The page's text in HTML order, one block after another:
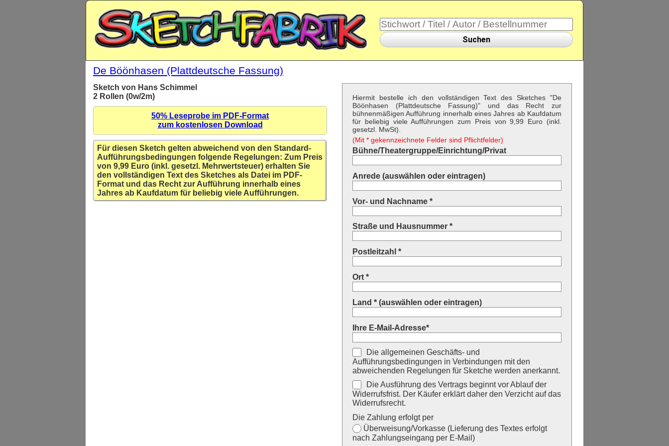
Suchen
De Böönhasen (Plattdeutsche Fassung)
Sketch von Hans Schimmel
2 Rollen (0w/2m)
50% Leseprobe im PDF-Format
zum kostenlosen Download
Für diesen Sketch gelten abweichend von den Standard-
Aufführungsbedingungen folgende Regelungen: Zum Preis
von 9,99 Euro (inkl. gesetzl. Mehrwertsteuer) erhalten Sie
den vollständigen Text des Sketches als Datei im PDF-
Format und das Recht zur Aufführung innerhalb eines
Jahres ab Kaufdatum für beliebig viele Aufführungen.
Hiermit bestelle ich den vollständigen Text des Sketches "De
Böönhasen (Plattdeutsche Fassung)" und das Recht zur
bühnenmäßigen Aufführung innerhalb eines Jahres ab Kaufdatum
für beliebig viele Aufführungen zum Preis von 9,99 Euro (inkl.
gesetzl. MwSt).
(Mit * gekennzeichnete Felder sind Pflichtfelder)
Bühne/Theatergruppe/Einrichtung/Privat
Anrede (auswählen oder eintragen)
Vor- und Nachname *
Straße und Hausnummer *
Postleitzahl *
Ort *
Land * (auswählen oder eintragen)
Ihre E-Mail-Adresse*
Die allgemeinen Geschäfts- und
Aufführungsbedingungen in Verbindungen mit den
abweichenden Regelungen für Sketche werden anerkannt.
Die Ausführung des Vertrags beginnt vor Ablauf der
Widerrufsfrist. Der Käufer erklärt daher den Verzicht auf das
Widerrufsrecht.
Die Zahlung erfolgt per
Überweisung/Vorkasse (Lieferung des Textes erfolgt
nach Zahlungseingang per E-Mail)